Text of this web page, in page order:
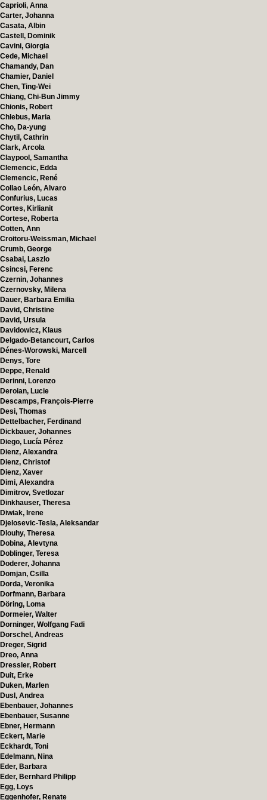
Caprioli, Anna
Carter, Johanna
Casata, Albin
Castell, Dominik
Cavini, Giorgia
Cede, Michael
Chamandy, Dan
Chamier, Daniel
Chen, Ting-Wei
Chiang, Chi-Bun Jimmy
Chionis, Robert
Chlebus, Maria
Cho, Da-yung
Chytil, Cathrin
Clark, Arcola
Claypool, Samantha
Clemencic, Edda
Clemencic, René
Collao León, Alvaro
Confurius, Lucas
Cortes, Kirlianit
Cortese, Roberta
Cotten, Ann
Croitoru-Weissman, Michael
Crumb, George
Csabai, Laszlo
Csincsi, Ferenc
Czernin, Johannes
Czernovsky, Milena
Dauer, Barbara Emilia
David, Christine
David, Ursula
Davidowicz, Klaus
Delgado-Betancourt, Carlos
Dénes-Worowski, Marcell
Denys, Tore
Deppe, Renald
Derinni, Lorenzo
Deroian, Lucie
Descamps, François-Pierre
Desi, Thomas
Dettelbacher, Ferdinand
Dickbauer, Johannes
Diego, Lucía Pérez
Dienz, Alexandra
Dienz, Christof
Dienz, Xaver
Dimi, Alexandra
Dimitrov, Svetlozar
Dinkhauser, Theresa
Diwiak, Irene
Djelosevic-Tesla, Aleksandar
Dlouhy, Theresa
Dobina, Alevtyna
Doblinger, Teresa
Doderer, Johanna
Domjan, Csilla
Dorda, Veronika
Dorfmann, Barbara
Döring, Loma
Dormeier, Walter
Dorninger, Wolfgang Fadi
Dorschel, Andreas
Dreger, Sigrid
Dreo, Anna
Dressler, Robert
Duit, Erke
Duken, Marlen
Dusl, Andrea
Ebenbauer, Johannes
Ebenbauer, Susanne
Ebner, Hermann
Eckert, Marie
Eckhardt, Toni
Edelmann, Nina
Eder, Barbara
Eder, Bernhard Philipp
Egg, Loys
Eggenhofer, Renate